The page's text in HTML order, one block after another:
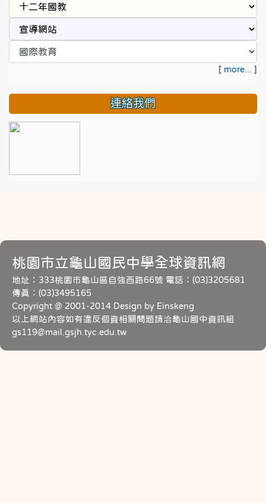
[ more... ]
連絡我們
桃園市立龜山國民中學全球資訊網
地址：333桃園市龜山區自強西路66號 電話：(03)3205681
傳真：(03)3495165
Copyright @ 2001-2014 Design by Einskeng
以上網站內容如有違反個資相關問題請洽龜山國中資訊組
gs119@mail.gsjh.tyc.edu.tw